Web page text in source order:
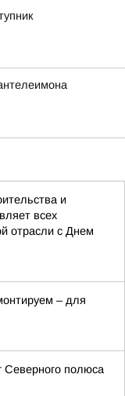
и
всех
отрасли с Днем
– для
Северного полюса